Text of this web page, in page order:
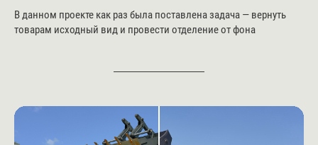
В данном проекте как раз была поставлена задача — вернуть
товарам исходный вид и провести отделение от фона